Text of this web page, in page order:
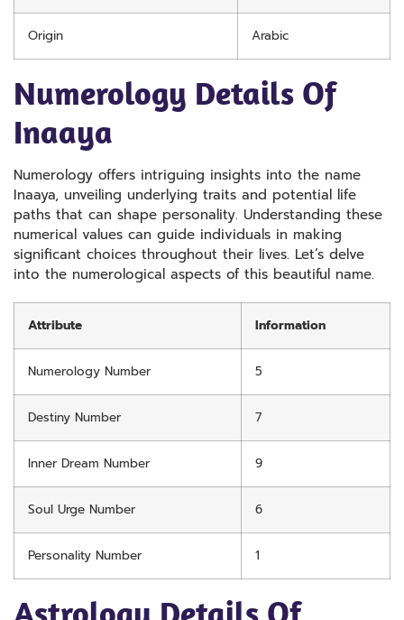
Origin Arabic
Numerology Details Of
Inaaya
Numerology offers intriguing insights into the name
Inaaya, unveiling underlying traits and potential life
paths that can shape personality. Understanding these
numerical values can guide individuals in making
significant choices throughout their lives. Let’s delve
into the numerological aspects of this beautiful name.
Attribute Information
Numerology Number 5
Destiny Number 7
Inner Dream Number 9
Soul Urge Number 6
Personality Number 1